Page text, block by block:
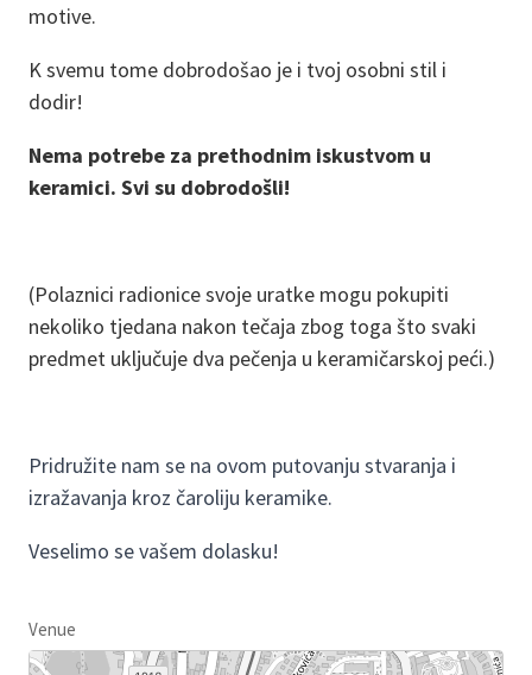
motive.
K svemu tome dobrodošao je i tvoj osobni stil i
dodir!
Nema potrebe za prethodnim iskustvom u
keramici. Svi su dobrodošli!
(Polaznici radionice svoje uratke mogu pokupiti
nekoliko tjedana nakon tečaja zbog toga što svaki
predmet uključuje dva pečenja u keramičarskoj peći.)
Pridružite nam se na ovom putovanju stvaranja i
izražavanja kroz čaroliju keramike.
Veselimo se vašem dolasku!
Venue